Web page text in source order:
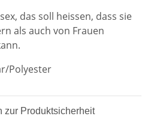
das soll heissen, dass sie
als auch von Frauen
Polyester
zur Produktsicherheit